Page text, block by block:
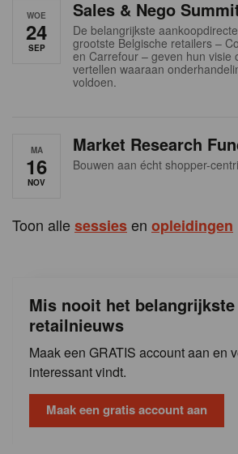
WOE
24
SEP
Sales & Nego
De belangrijkste
grootste Belgische retailers –
en Carrefour – geven hun visie
vertellen waaraan
voldoen.
MA
16
NOV
Market Research
Bouwen aan écht shopper-
Toon allesessiesen opleidingen
Mis nooit het belangrijkste
retailnieuws
Maak een GRATIS account aan en
interessant vindt.
Maak een gratis account aan